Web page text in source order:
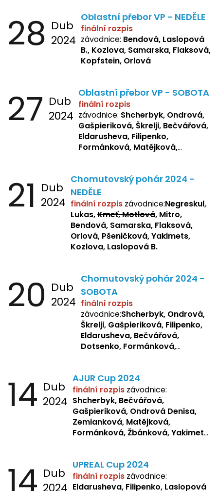
28 Dub
2024
Oblastní přebor VP - NEDĚLE
finální rozpis
závodnice: Bendová, Laslopová
B., Kozlova, Samarska, Flaksová,
Kopfstein, Orlová
27 Dub
2024
Oblastní přebor VP - SOBOTA
finální rozpis
závodnice: Shcherbyk, Ondrová,
Gašpieriková, Škrelji, Bečvářová,
Eldarusheva, Filipenko,
Formánková, Matějková,
Sochorová, Repetska, Lukas,
Negreskul, Mitro
21 Dub
2024
Chomutovský pohár 2024 -
NEDĚLE
finální rozpis závodnice:Negreskul,
Lukas,Kmeť, Motlová, Mitro,
Bendová, Samarska, Flaksová,
Orlová, Pšeničková, Yakimets,
Kozlova, Laslopová B.
20 Dub
2024
Chomutovský pohár 2024 -
SOBOTA
finální rozpis
závodnice:Shcherbyk, Ondrová,
Škrelji, Gašpieriková, Filipenko,
Eldarusheva, Bečvářová,
Dotsenko, Formánková,
Žbánková, Sochorová
14 Dub
2024
AJUR Cup 2024
finální rozpis závodnice:
Shcherbyk, Bečvářová,
Gašpieriková, Ondrová Denisa,
Zemianková, Matějková,
Formánková, Žbánková, Yakimets,
14 Dub
2024
UPREAL Cup 2024
finální rozpis závodnice:
Eldarusheva, Filipenko, Laslopová